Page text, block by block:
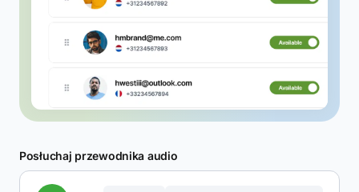
Posłuchaj przewodnika audio